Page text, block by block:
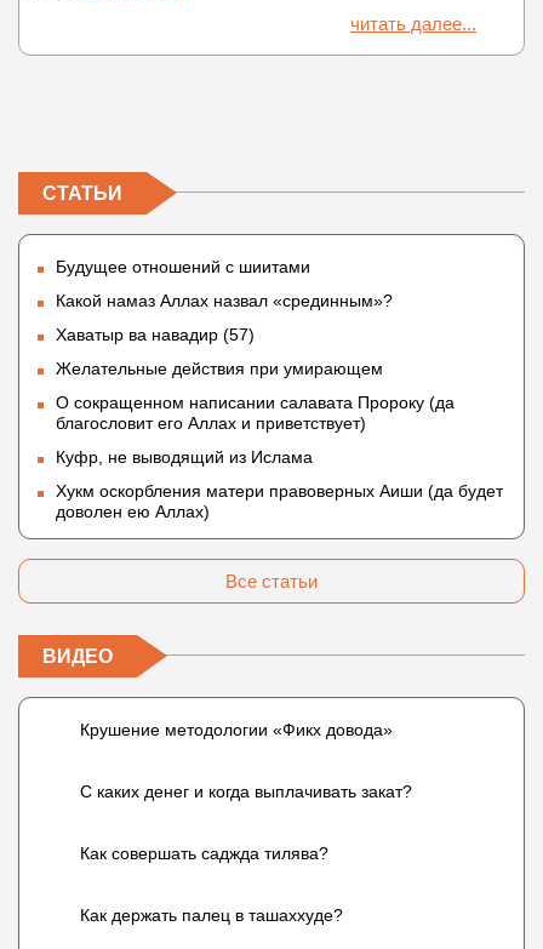
читать далее...
СТАТЬИ
Будущее отношений с шиитами
Какой намаз Аллах назвал «срединным»?
Хаватыр ва навадир (57)
Желательные действия при умирающем
О сокращенном написании салавата Пророку (да
благословит его Аллах и приветствует)
Куфр, не выводящий из Ислама
Хукм оскорбления матери правоверных Аиши (да будет
доволен ею Аллах)
Все статьи
ВИДЕО
Крушение методологии «Фикх довода»
С каких денег и когда выплачивать закат?
Как совершать саджда тилява?
Как держать палец в ташаххуде?